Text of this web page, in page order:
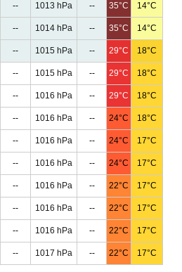
-- 1013 hPa -- 35°C 14°C
-- 1014 hPa -- 35°C 14°C
-- 1015 hPa -- 29°C 18°C
-- 1015 hPa -- 29°C 18°C
-- 1016 hPa -- 29°C 18°C
-- 1016 hPa -- 24°C 18°C
-- 1016 hPa -- 24°C 17°C
-- 1016 hPa -- 24°C 17°C
-- 1016 hPa -- 22°C 17°C
-- 1016 hPa -- 22°C 17°C
-- 1016 hPa -- 22°C 17°C
-- 1017 hPa -- 22°C 17°C